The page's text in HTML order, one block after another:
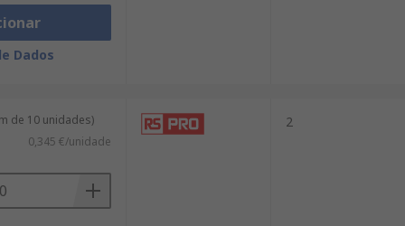
Dados
de 10 unidades)
0,345 €/unidade
2